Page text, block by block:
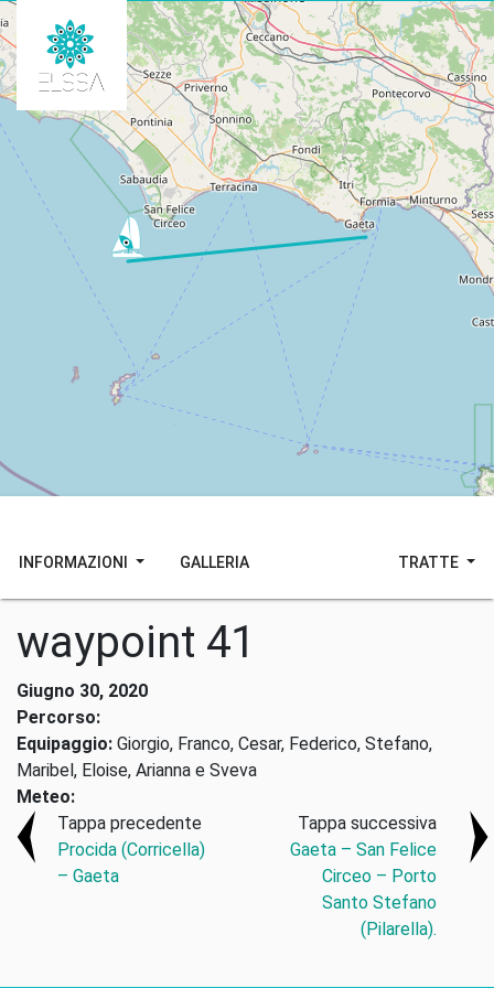
INFORMAZIONI GALLERIA TRATTE
waypoint 41
Giugno 30, 2020
Percorso:
Equipaggio: Giorgio, Franco, Cesar, Federico, Stefano,
Maribel, Eloise, Arianna e Sveva
Meteo:
Tappa precedente
Procida (Corricella)
– Gaeta
Tappa successiva
Gaeta – San Felice
Circeo – Porto
Santo Stefano
(Pilarella).